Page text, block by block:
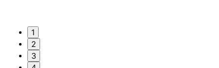
1
2
3